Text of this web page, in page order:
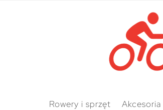
Rowery i sprzęt Akcesoria